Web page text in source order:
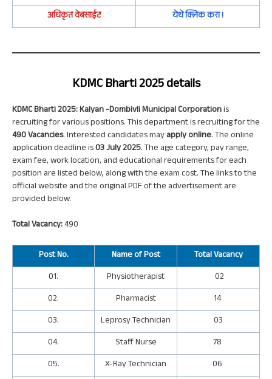
अधिकृत वेबसाईट
येथे क्लिक करा !
KDMC Bharti 2025 details
KDMC Bharti 2025: Kalyan -Dombivli Municipal Corporationis
recruiting for various positions. This department is recruiting for the
490Vacancies. Interested candidates mayapply online. The online
application deadline is03 July 2025. The age category, pay range,
exam fee, work location, and educational requirements for each
position are listed below, along with the exam cost. The links to the
official website and the original PDF of the advertisement are
provided below.
Total Vacancy:490
PostNo. Name of Post
Total Vacancy
01.
Physiotherapist
02
02.
Pharmacist
14
03.
Leprosy Technician
03
04.
Staff Nurse
78
05.
X-Ray Technician
06